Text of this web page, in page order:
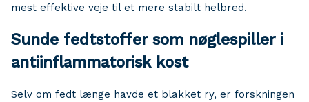
mest effektive veje til et mere stabilt helbred.
Sunde fedtstoffer som nøglespiller i
antiinflammatorisk kost
Selv om fedt længe havde et blakket ry, er forskningen